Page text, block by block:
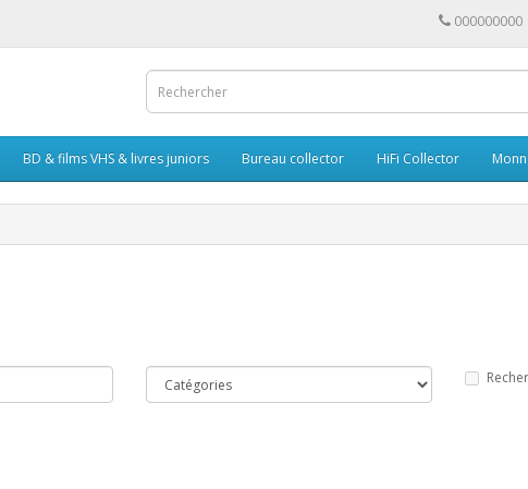
000000000
BD & films VHS & livres juniors Bureau collector HiFi Collector